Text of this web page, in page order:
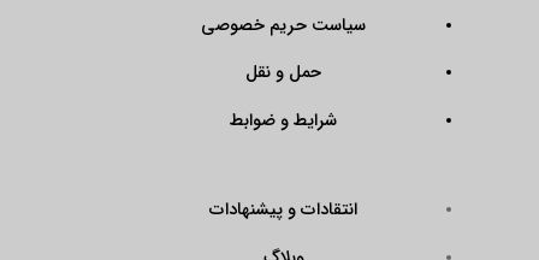
سیاست حریم خصوصی
حمل و نقل
شرایط و ضوابط
انتقادات و پیشنهادات
وبلاگ